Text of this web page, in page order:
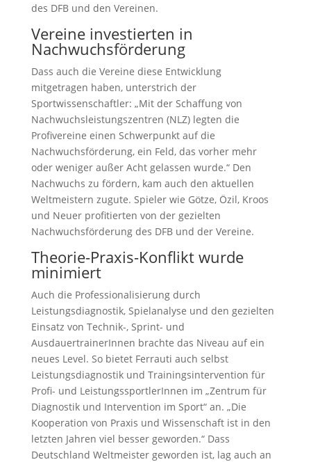
des DFB und den Vereinen.
Vereine investierten in
Nachwuchs­förderung
Dass auch die Vereine diese Entwicklung
mitgetragen haben, unterstrich der
Sportwissenschaftler: „Mit der Schaffung von
Nachwuchsleistungszentren (NLZ) legten die
Profivereine einen Schwerpunkt auf die
Nachwuchsförderung, ein Feld, das vorher mehr
oder weniger außer Acht gelassen wurde.“ Den
Nachwuchs zu fördern, kam auch den aktuellen
Weltmeistern zugute. Spieler wie Götze, Özil, Kroos
und Neuer profitierten von der gezielten
Nachwuchsförderung des DFB und der Vereine.
Theorie-Praxis-Konflikt wurde
minimiert
Auch die Professionalisierung durch
Leistungsdiagnostik, Spielanalyse und den gezielten
Einsatz von Technik-, Sprint- und
AusdauertrainerInnen brachte das Niveau auf ein
neues Level. So bietet Ferrauti auch selbst
Leistungsdiagnostik und Trainingsintervention für
Profi- und LeistungssportlerInnen im „Zentrum für
Diagnostik und Intervention im Sport“ an. „Die
Kooperation von Praxis und Wissenschaft ist in den
letzten Jahren viel besser geworden.“ Dass
Deutschland Weltmeister geworden ist, lag auch an